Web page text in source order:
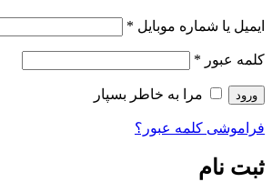
ایمیل یا شماره موبایل *
کلمه عبور *
ورود مرا به خاطر بسپار
فراموشی کلمه عبور؟
ثبت نام